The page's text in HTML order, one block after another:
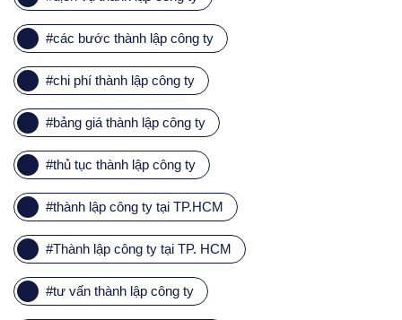
#các bước thành lập công ty
#chi phí thành lập công ty
#bảng giá thành lập công ty
#thủ tục thành lập công ty
#thành lập công ty tại TP.HCM
#Thành lập công ty tại TP. HCM
#tư vấn thành lập công ty